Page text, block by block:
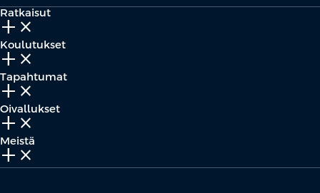
Ratkaisut
add_2 close
Koulutukset
add_2 close
Tapahtumat
add_2 close
Oivallukset
add_2 close
Meistä
add_2 close